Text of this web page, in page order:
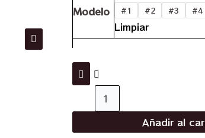
Modelo #1 #2 #3 #4
Limpiar
Añadir al